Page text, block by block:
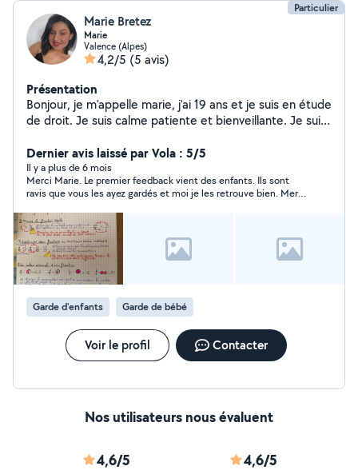
Particulier
Marie Bretez
Marie
Valence (Alpes)
4,2/5 (5 avis)
Présentation
Bonjour, je m'appelle marie, j'ai 19 ans et je suis en étude
de droit. Je suis calme patiente et bienveillante. Je suis
baby-sitting, femme de ménage et cours de soutient
scolaire
Dernier avis laissé par Vola : 5/5
Il y a plus de 6 mois
Merci Marie. Le premier feedback vient des enfants. Ils sont
ravis que vous les ayez gardés et moi je les retrouve bien. Merci
terme. Si vous êtes OK ce ne sera pas qu'une première. On se
garde contact.
Garde d'enfants Garde de bébé
Voir le profil Contacter
Nos utilisateurs nous évaluent
4,6/5 4,6/5